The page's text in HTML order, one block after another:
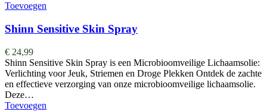
Toevoegen
Shinn Sensitive Skin Spray
€ 24,99
Shinn Sensitive Skin Spray is een Microbioomveilige Lichaamsolie:
Verlichting voor Jeuk, Striemen en Droge Plekken Ontdek de zachte
en effectieve verzorging van onze microbioomveilige lichaamsolie.
Deze…
Toevoegen